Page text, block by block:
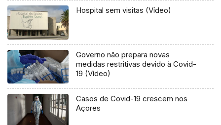
Hospital sem visitas (Vídeo)
Governo não prepara novas
medidas restritivas devido à Covid-
19 (Vídeo)
Casos de Covid-19 crescem nos
Açores